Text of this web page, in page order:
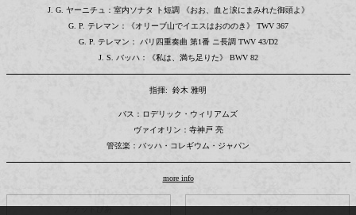
J. G. ヤーニチュ：室内ソナタ ト短調 《おお、血と涙にまみれた御頭よ》
G. P. テレマン：《オリーブ山でイエスはおののき》 TWV 367
G. P. テレマン： パリ四重奏曲 第1番 ニ長調 TWV 43/D2
J. S. バッハ：《私は、満ち足りた》 BWV 82
指揮: 鈴木 雅明
バス：ロデリック・ウィリアムズ
ヴァイオリン：寺神戸 亮
管弦楽：バッハ・コレギウム・ジャパン
more info
チケットぴあ イープラス